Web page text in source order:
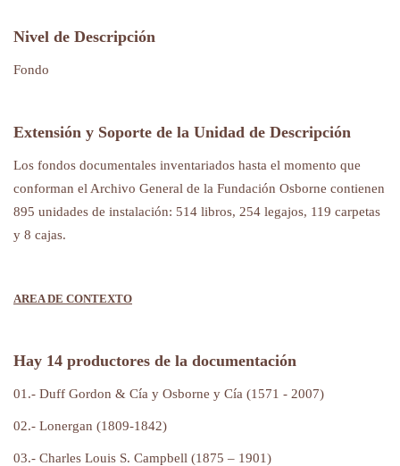
Nivel de Descripción
Fondo
Extensión y Soporte de la Unidad de Descripción
Los fondos documentales inventariados hasta el momento que
conforman el Archivo General de la Fundación Osborne contienen
895 unidades de instalación: 514 libros, 254 legajos, 119 carpetas
y 8 cajas.
AREA DE CONTEXTO
Hay 14 productores de la documentación
01.- Duff Gordon & Cía y Osborne y Cía (1571 - 2007)
02.- Lonergan (1809-1842)
03.- Charles Louis S. Campbell (1875 – 1901)